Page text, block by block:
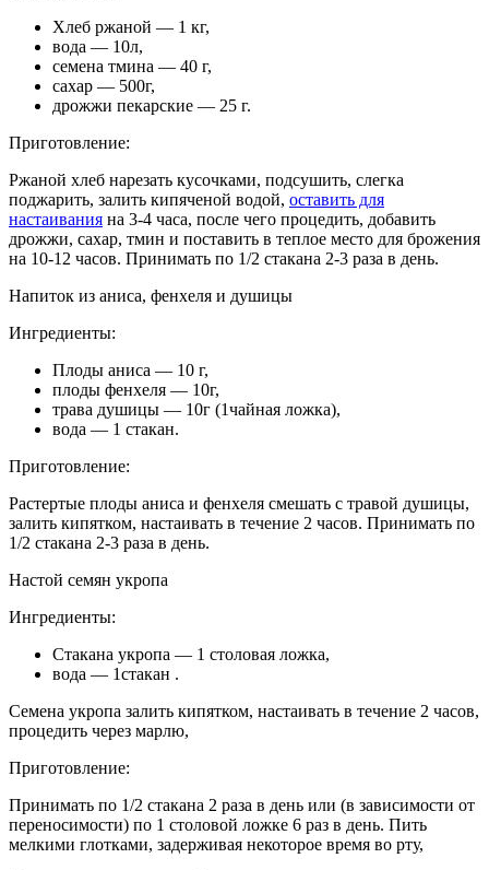
Хлеб ржаной — 1 кг,
вода — 10л,
семена тмина — 40 г,
сахар — 500г,
дрожжи пекарские — 25 г.
Приготовление:
Ржаной хлеб нарезать кусочками, подсушить, слегка
поджарить, залить кипяченой водой, оставить для
настаивания на 3-4 часа, после чего процедить, добавить
дрожжи, сахар, тмин и поставить в теплое место для брожения
на 10-12 часов. Принимать по 1/2 стакана 2-3 раза в день.
Напиток из аниса, фенхеля и душицы
Ингредиенты:
Плоды аниса — 10 г,
плоды фенхеля — 10г,
трава душицы — 10г (1чайная ложка),
вода — 1 стакан.
Приготовление:
Растертые плоды аниса и фенхеля смешать с травой душицы,
залить кипятком, настаивать в течение 2 часов. Принимать по
1/2 стакана 2-3 раза в день.
Настой семян укропа
Ингредиенты:
Стакана укропа — 1 столовая ложка,
вода — 1стакан .
Семена укропа залить кипятком, настаивать в течение 2 часов,
процедить через марлю,
Приготовление:
Принимать по 1/2 стакана 2 раза в день или (в зависимости от
переносимости) по 1 столовой ложке 6 раз в день. Пить
мелкими глотками, задерживая некоторое время во рту,